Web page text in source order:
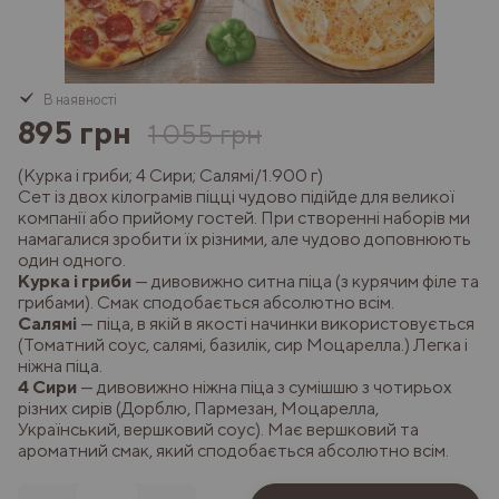
В наявності
895 грн 1 055 грн
(Курка і гриби; 4 Сири; Салямі/1.900 г)
Сет із двох кілограмів піцці чудово підійде для великої
компанії або прийому гостей. При створенні наборів ми
намагалися зробити їх різними, але чудово доповнюють
один одного.
Курка і гриби — дивовижно ситна піца (з курячим філе та
грибами). Смак сподобається абсолютно всім.
Салямі — піца, в якій в якості начинки використовується
(Томатний соус, салямі, базилік, сир Моцарелла.) Легка і
ніжна піца.
4 Сири — дивовижно ніжна піца з сумішшю з чотирьох
різних сирів (Дорблю, Пармезан, Моцарелла,
Український, вершковий соус). Має вершковий та
ароматний смак, який сподобається абсолютно всім.